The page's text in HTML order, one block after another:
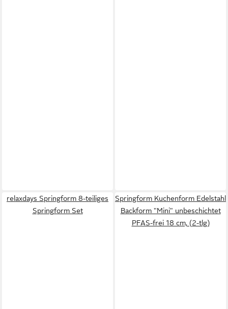
relaxdays Springform 8-teiliges
Springform Set
Springform Kuchenform Edelstahl
Backform "Mini" unbeschichtet
PFAS-frei 18 cm, (2-tlg)